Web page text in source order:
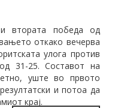
втората победа од
откако вечерва
улога против
31-25. Составот на
уште во првото
и потоа да
крај.